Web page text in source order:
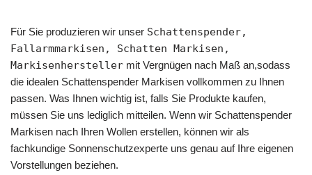
Für Sie produzieren wir unser Schattenspender,
Fallarmmarkisen, Schatten Markisen,
Markisenhersteller mit Vergnügen nach Maß an,sodass
die idealen Schattenspender Markisen vollkommen zu Ihnen
passen. Was Ihnen wichtig ist, falls Sie Produkte kaufen,
müssen Sie uns lediglich mitteilen. Wenn wir Schattenspender
Markisen nach Ihren Wollen erstellen, können wir als
fachkundige Sonnenschutzexperte uns genau auf Ihre eigenen
Vorstellungen beziehen.